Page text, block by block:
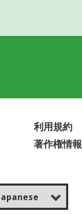
利用規約
著作権情報